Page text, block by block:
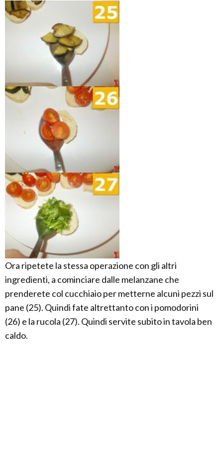
Ora ripetete la stessa operazione con gli altri
ingredienti, a cominciare dalle melanzane che
prenderete col cucchiaio per metterne alcuni pezzi sul
pane (25). Quindi fate altrettanto con i pomodorini
(26) e la rucola (27). Quindi servite subito in tavola ben
caldo.